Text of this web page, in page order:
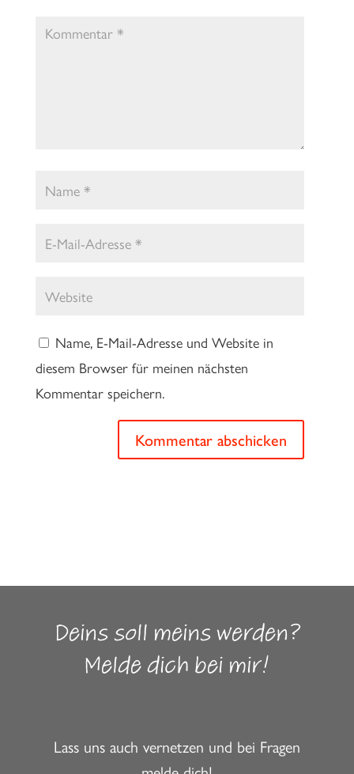
Name, E-Mail-Adresse und Website in
diesem Browser für meinen nächsten
Kommentar speichern.
Kommentar abschicken
Deins soll meins werden?
Melde dich bei mir!
Lass uns auch vernetzen und bei Fragen